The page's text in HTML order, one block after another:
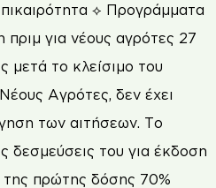
⟡ Προγράμματα
για νέους αγρότες 27
μετά το κλείσιμο του
Αγρότες, δεν έχει
των αιτήσεων. Το
δεσμεύσεις του για έκδοση
της πρώτης δόσης 70%